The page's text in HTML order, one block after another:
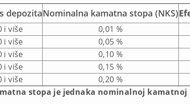
depozitaNominalna kamatna stopa (NKS)
i više 0,01 %
i više 0,05 %
i više 0,10 %
i više 0,15 %
i više 0,20 %
stopa je jednaka nominalnoj kamatnoj